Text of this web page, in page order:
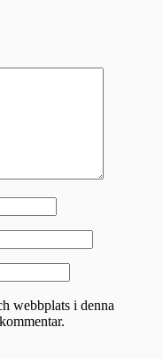
webbplats i denna